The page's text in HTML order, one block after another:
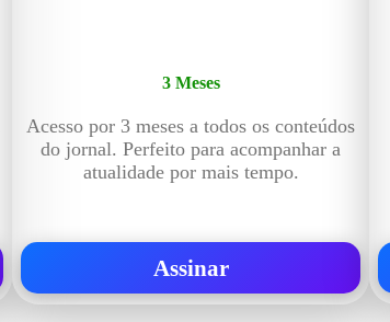
3 Meses
Acesso por 3 meses a todos os conteúdos
do jornal. Perfeito para acompanhar a
atualidade por mais tempo.
Assinar